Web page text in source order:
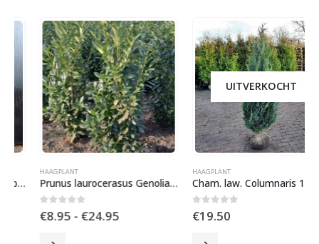
HAAGPLANT
Prunus laurocerasus Genolia (kopie)
out of 5
8.95-€24.95Prijsklasse:
UITVERKOCHT
HAAGPLANT
Cham. law. Columnaris 180-200 cm
out of 5
19.50